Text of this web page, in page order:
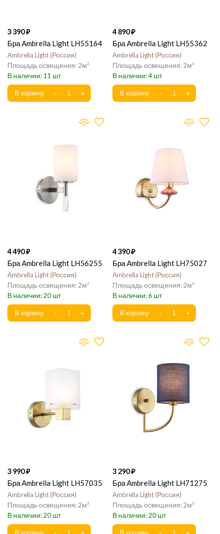
3 390
Бра Ambrella Light LH55164
Ambrella Light Россия
2
11
4 890
Бра Ambrella Light LH55362
Ambrella Light Россия
2
4
4 490
Бра Ambrella Light LH56255
Ambrella Light Россия
2
20
4 390
Бра Ambrella Light LH75027
Ambrella Light Россия
2
6
3 990
Бра Ambrella Light LH57035
Ambrella Light Россия
2
20
3 290
Бра Ambrella Light LH71275
Ambrella Light Россия
2
20